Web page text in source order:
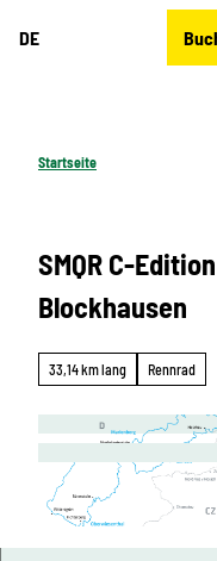
DE
Startseite
SMQR C-
Blockhausen
33,14 km lang Rennrad